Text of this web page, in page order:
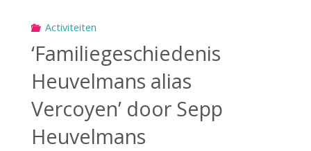
Activiteiten
‘Familiegeschiedenis
Heuvelmans alias
Vercoyen’ door Sepp
Heuvelmans